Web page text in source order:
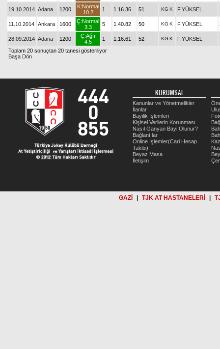
19.10.2014 Adana 1200
K:Normal
10.2
1 1.16.36 51 KG K F.YÜKSEL
11.10.2014 Ankara 1600
Ç:Normal
3.3
5 1.40.82 50 KG K F.YÜKSEL
28.09.2014 Adana 1200
Ç:Ağır
4.5
1 1.16.61 52 KG K F.YÜKSEL
Toplam 20 sonuçtan 20 tanesi gösteriliyor
Başa Dön
KURUMSAL
Kanunlar ve Yönetmelikler
İlanlar
Bayilik İşlemleri
Kişisel Verilerin Korunması
Nasıl Ganyan Bayi Olunur?
Bağlantılar
Online İşlemler(Cari Hesap
Takibi)
Beyaz Masa
İletişim
GAZİ TJK AT HASTANELERİ